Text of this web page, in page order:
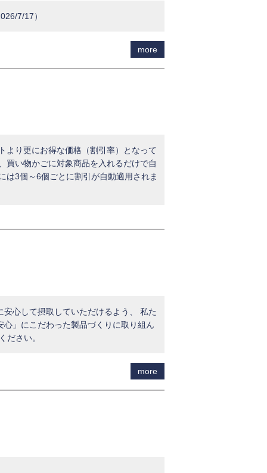
7/17）
more
より更にお得な価格（割引率）となって
買い物かごに対象商品を入れるだけで自
は3個～6個ごとに割引が自動適用されま
心して摂取していただけるよう、 私た
」にこだわった製品づくりに取り組ん
ださい。
more